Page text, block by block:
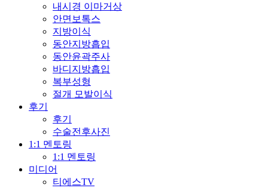
내시경 이마거상
안면보톡스
지방이식
동안지방흡입
동안윤곽주사
바디지방흡입
복부성형
절개 모발이식
후기
후기
수술전후사진
1:1 멘토링
1:1 멘토링
미디어
티에스TV